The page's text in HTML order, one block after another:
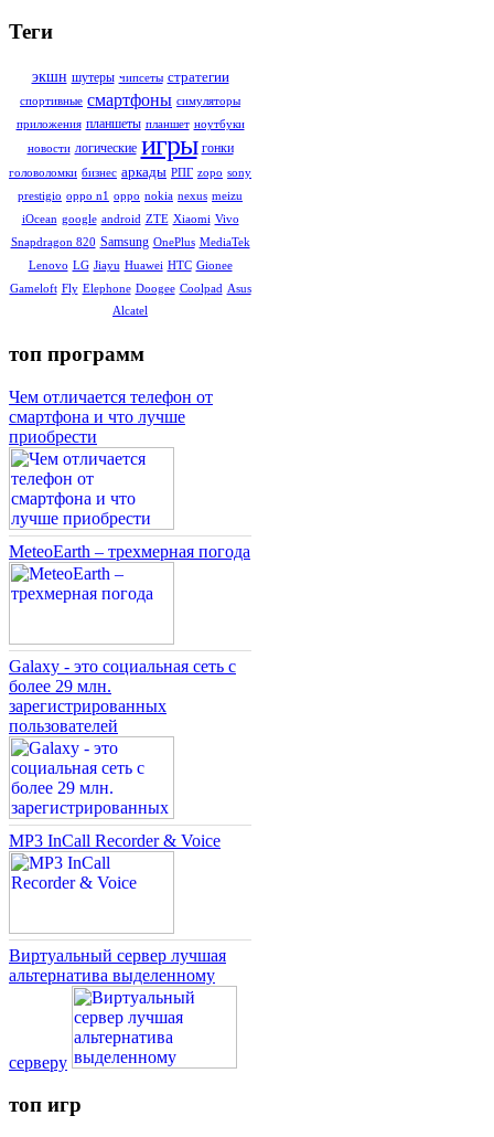
Теги
экшн шутеры чипсеты стратегии
спортивные смартфоны симуляторы
приложения планшеты планшет ноутбуки
новости логические игры гонки
головоломки бизнес аркады РПГ zopo sony
prestigio oppo n1 oppo nokia nexus meizu
iOcean google android ZTE Xiaomi Vivo
Snapdragon 820 Samsung OnePlus MediaTek
Lenovo LG Jiayu Huawei HTC Gionee
Gameloft Fly Elephone Doogee Coolpad Asus
Alcatel
топ программ
Чем отличается телефон от
смартфона и что лучше
приобрести
MeteoEarth – трехмерная погода
Galaxy - это социальная сеть с
более 29 млн.
зарегистрированных
пользователей
MP3 InCall Recorder & Voice
Виртуальный сервер лучшая
альтернатива выделенному
серверу
топ игр